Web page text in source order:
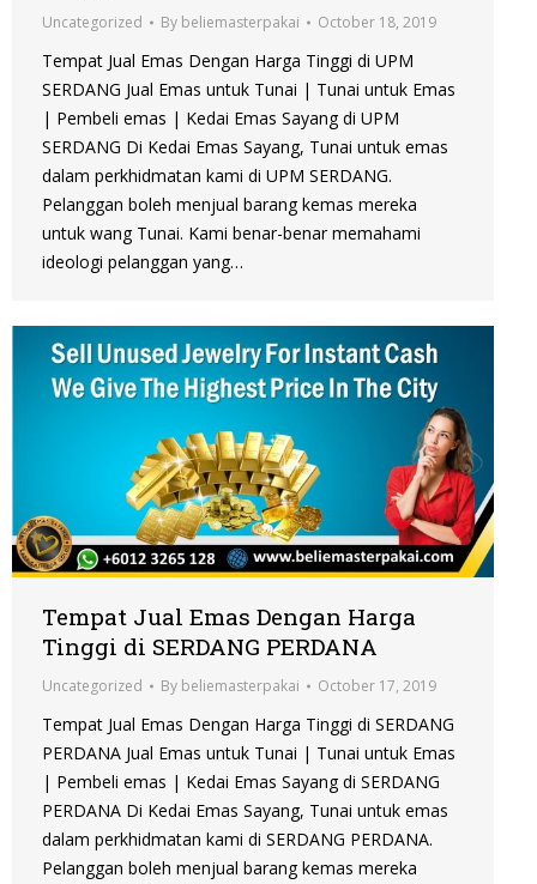
Uncategorized By beliemasterpakai October 18, 2019
Tempat Jual Emas Dengan Harga Tinggi di UPM
SERDANG Jual Emas untuk Tunai | Tunai untuk Emas
| Pembeli emas | Kedai Emas Sayang di UPM
SERDANG Di Kedai Emas Sayang, Tunai untuk emas
dalam perkhidmatan kami di UPM SERDANG.
Pelanggan boleh menjual barang kemas mereka
untuk wang Tunai. Kami benar-benar memahami
ideologi pelanggan yang…
Tempat Jual Emas Dengan Harga
Tinggi di SERDANG PERDANA
Uncategorized By beliemasterpakai October 17, 2019
Tempat Jual Emas Dengan Harga Tinggi di SERDANG
PERDANA Jual Emas untuk Tunai | Tunai untuk Emas
| Pembeli emas | Kedai Emas Sayang di SERDANG
PERDANA Di Kedai Emas Sayang, Tunai untuk emas
dalam perkhidmatan kami di SERDANG PERDANA.
Pelanggan boleh menjual barang kemas mereka